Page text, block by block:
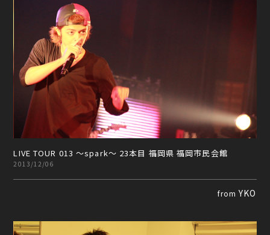
LIVE TOUR 013 ～spark～ 23本目 福岡県 福岡市民会館
2013/12/06
fromYKO